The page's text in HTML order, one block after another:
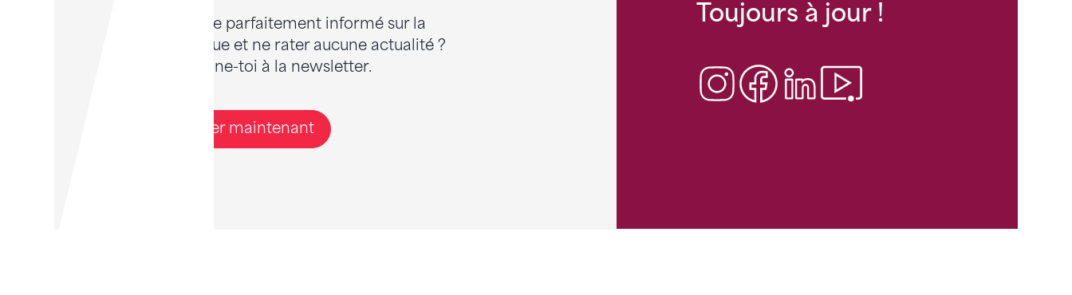
Tu veux être parfaitement informé sur la
gymnastique et ne rater aucune actualité ?
Alors abonne-toi à la newsletter.
S'abonner maintenant
Toujours à jour !